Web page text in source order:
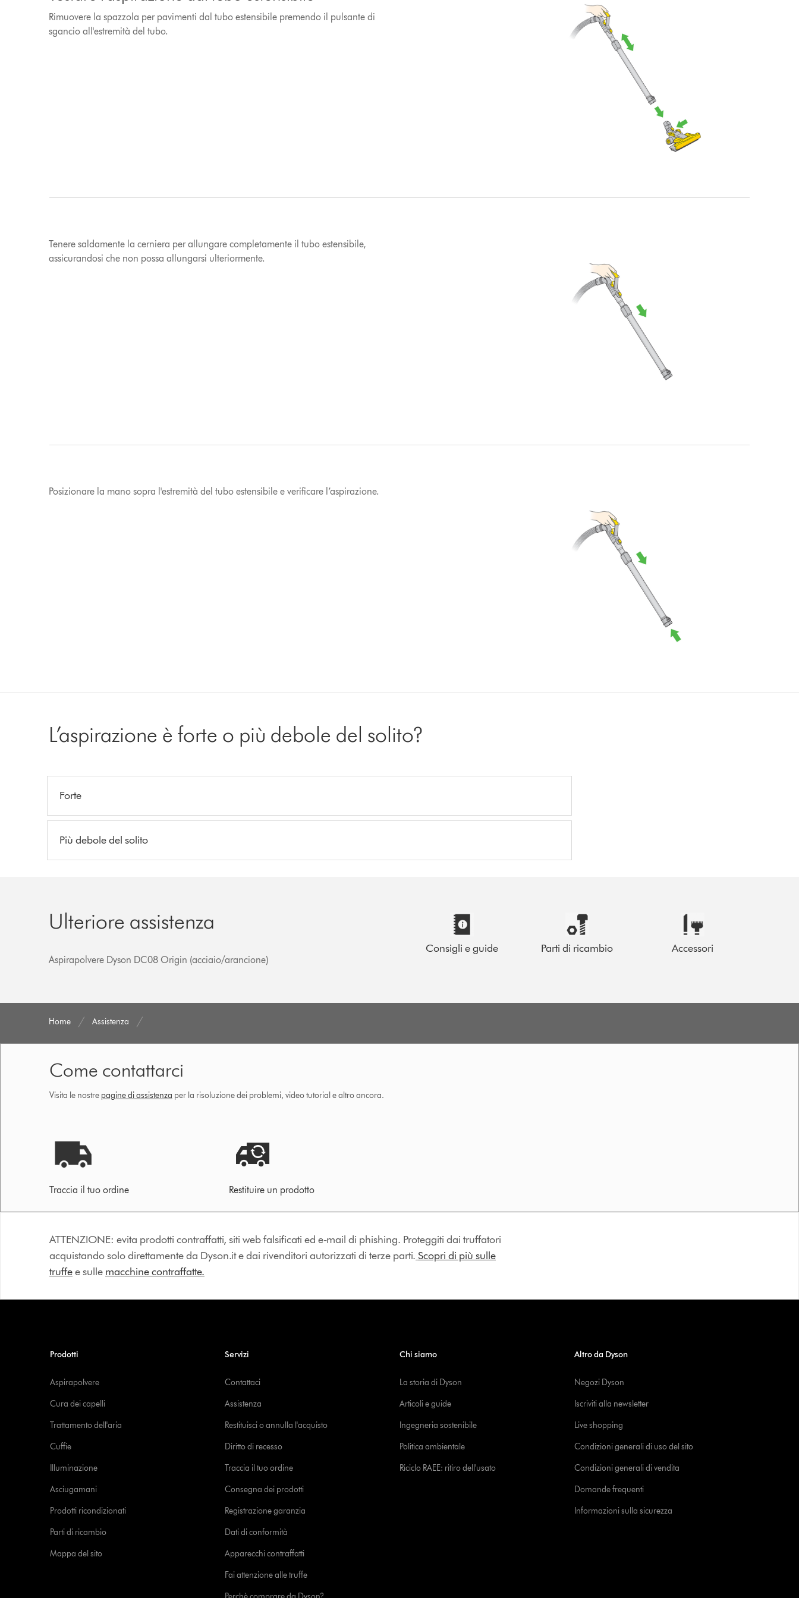
Rimuovere la spazzola per pavimenti dal tubo estensibile premendo il pulsante di
sgancio all'estremità del tubo.
Tenere saldamente la cerniera per allungare completamente il tubo estensibile,
assicurandosi che non possa allungarsi ulteriormente.
Posizionare la mano sopra l'estremità del tubo estensibile e verificare l’aspirazione.
L’aspirazione è forte o più debole del solito?
Forte
Più debole del solito
Ulteriore assistenza
Aspirapolvere Dyson DC08 Origin (acciaio/arancione)
Consigli e guide Parti di ricambio Accessori
Home Assistenza
Come contattarci
Visita le nostre pagine di assistenza per la risoluzione dei problemi, video tutorial e altro ancora.
Traccia il tuo ordine Restituire un prodotto
ATTENZIONE: evita prodotti contraffatti, siti web falsificati ed e-mail di phishing. Proteggiti dai truffatori
acquistando solo direttamente da Dyson.it e dai rivenditori autorizzati di terze parti. Scopri di più sulle
truffee sulle macchine contraffatte.
Prodotti
Aspirapolvere
Cura dei capelli
Trattamento dell'aria
Cuffie
Illuminazione
Asciugamani
Prodotti ricondizionati
Parti di ricambio
Mappa del sito
Servizi
Contattaci
Assistenza
Restituisci o annulla l'acquisto
Diritto di recesso
Traccia il tuo ordine
Consegna dei prodotti
Registrazione garanzia
Dati di conformità
Apparecchi contraffatti
Fai attenzione alle truffe
Chi siamo
La storia di Dyson
Articoli e guide
Ingegneria sostenibile
Politica ambientale
Riciclo RAEE: ritiro dell'usato
Altro da Dyson
Negozi Dyson
Iscriviti alla newsletter
Live shopping
Condizioni generali di uso del sito
Condizioni generali di vendita
Domande frequenti
Informazioni sulla sicurezza